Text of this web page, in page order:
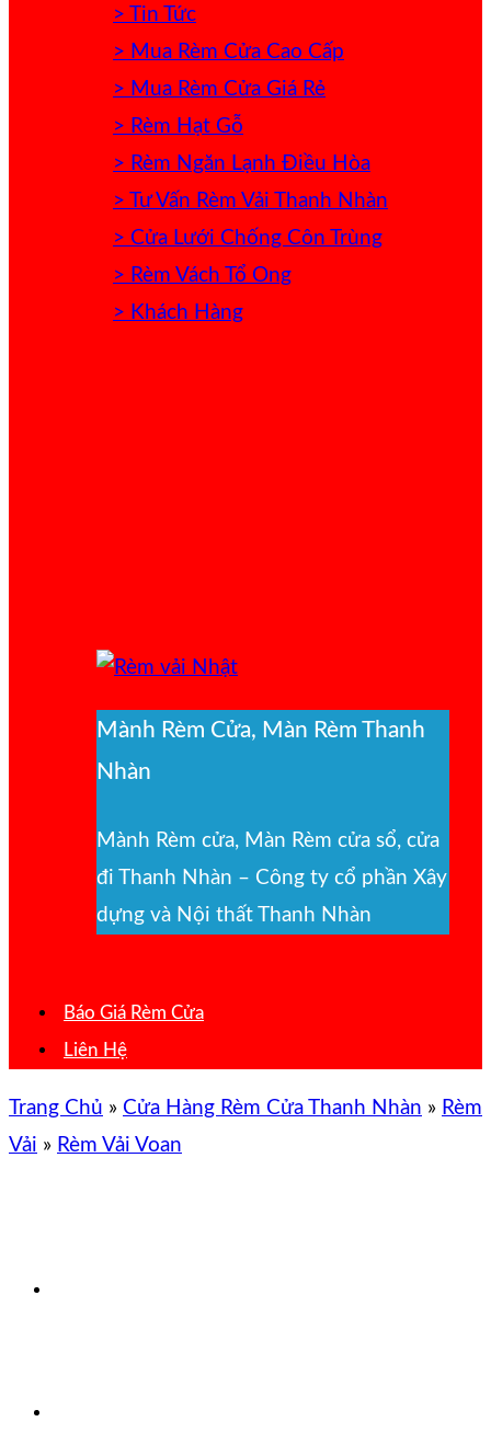
> Tin Tức
> Mua Rèm Cửa Cao Cấp
> Mua Rèm Cửa Giá Rẻ
> Rèm Hạt Gỗ
> Rèm Ngăn Lạnh Điều Hòa
> Tư Vấn Rèm Vải Thanh Nhàn
> Cửa Lưới Chống Côn Trùng
> Rèm Vách Tổ Ong
> Khách Hàng
Mành Rèm Cửa, Màn Rèm Thanh
Nhàn
Mành Rèm cửa, Màn Rèm cửa sổ, cửa
đi Thanh Nhàn – Công ty cổ phần Xây
dựng và Nội thất Thanh Nhàn
Báo Giá Rèm Cửa
Liên Hệ
Trang Chủ » Cửa Hàng Rèm Cửa Thanh Nhàn » Rèm
Vải » Rèm Vải Voan